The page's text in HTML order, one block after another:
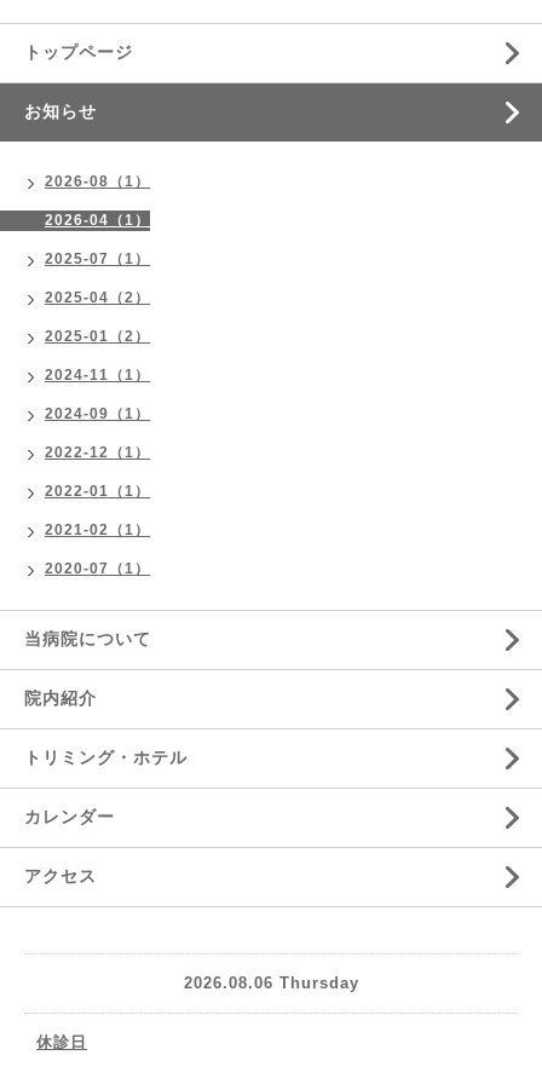
トップページ
お知らせ
2026-08（1）
2026-04（1）
2025-07（1）
2025-04（2）
2025-01（2）
2024-11（1）
2024-09（1）
2022-12（1）
2022-01（1）
2021-02（1）
2020-07（1）
当病院について
院内紹介
トリミング・ホテル
カレンダー
アクセス
2026.08.06 Thursday
休診日